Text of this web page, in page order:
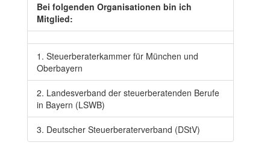
Bei folgenden Organisationen bin ich
Mitglied:
1. Steuerberaterkammer für München und
Oberbayern
2. Landesverband der steuerberatenden Berufe
in Bayern (LSWB)
3. Deutscher Steuerberaterverband (DStV)